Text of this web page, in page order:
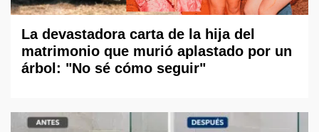
La devastadora carta de la hija del
matrimonio que murió aplastado por un
árbol: "No sé cómo seguir"